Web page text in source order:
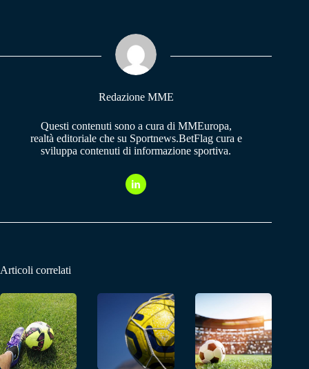
pp m
Redazione MME
Questi contenuti sono a cura di MMEuropa,
realtà editoriale che su Sportnews.BetFlag cura e
sviluppa contenuti di informazione sportiva.
Articoli correlati